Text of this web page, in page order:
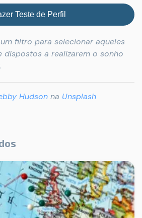
Teste de Perfil
filtro para selecionar aqueles
dispostos a realizarem o sonho
Hudson na Unsplash